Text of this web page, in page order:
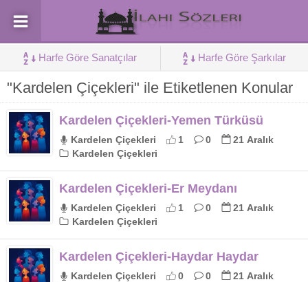
Harfe Göre Sanatçılar Harfe Göre Şarkılar
"Kardelen Çiçekleri" ile Etiketlenen Konular
Kardelen Çiçekleri-Yemen Türküsü
Kardelen Çiçekleri 1 0
21 Aralık
Kardelen Çiçekleri
Kardelen Çiçekleri-Er Meydanı
Kardelen Çiçekleri 1 0
21 Aralık
Kardelen Çiçekleri
Kardelen Çiçekleri-Haydar Haydar
Kardelen Çiçekleri 0 0
21 Aralık